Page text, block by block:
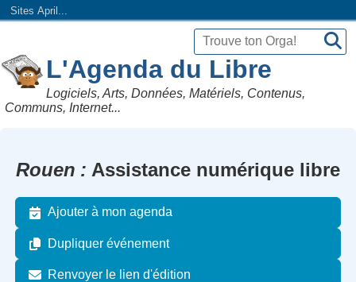
Sites April...
L'Agenda du Libre
Logiciels, Arts, Données, Matériels, Contenus,
Communs, Internet...
Rouen Assistance numérique libre
Ajouter à mon agenda
Dupliquer événement
Renvoyer le lien d'édition